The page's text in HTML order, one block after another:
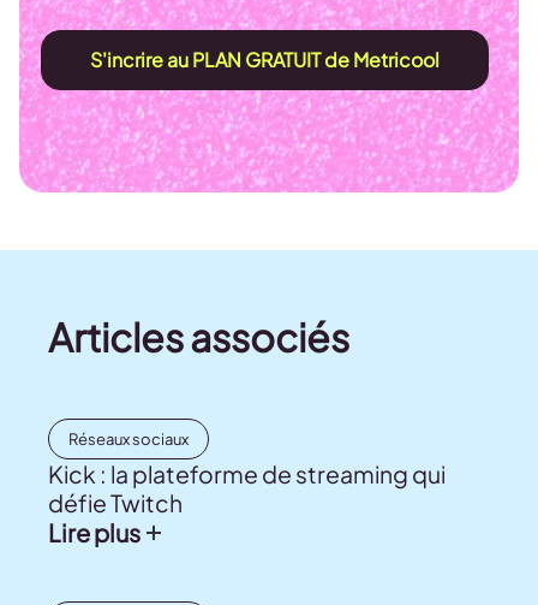
S'incrire au PLAN GRATUIT de Metricool
Articles associés
Réseaux sociaux
Kick : la plateforme de streaming qui
défie Twitch
Lire plus